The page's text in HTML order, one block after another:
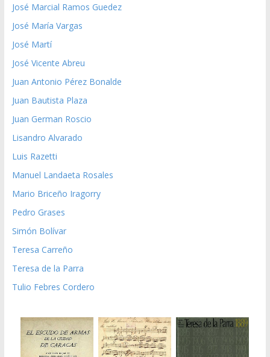
José Marcial Ramos Guedez
José María Vargas
José Martí
José Vicente Abreu
Juan Antonio Pérez Bonalde
Juan Bautista Plaza
Juan German Roscio
Lisandro Alvarado
Luis Razetti
Manuel Landaeta Rosales
Mario Briceño Iragorry
Pedro Grases
Simón Bolívar
Teresa Carreño
Teresa de la Parra
Tulio Febres Cordero